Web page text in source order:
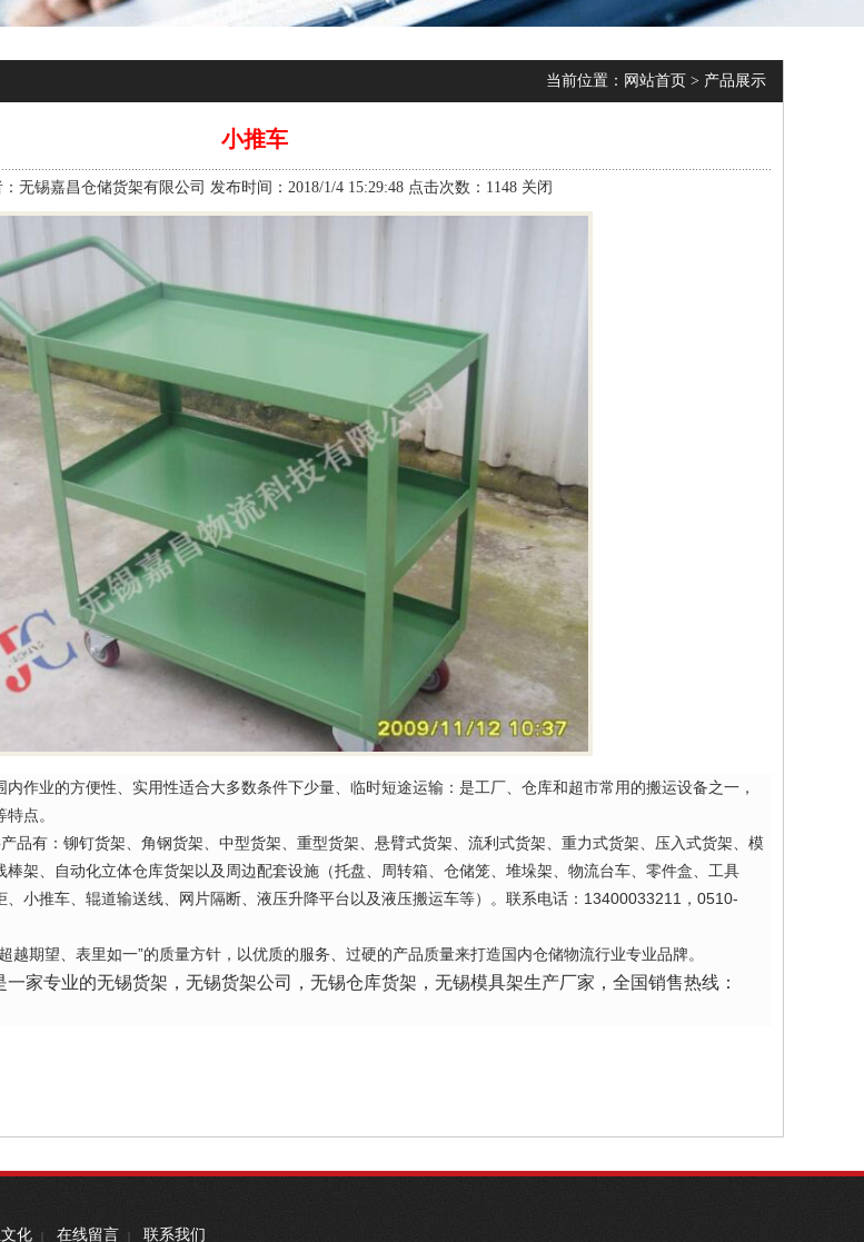
当前位置： 网站首页 > 产品展示
小推车
无锡嘉昌仓储货架有限公司 发布时间：2018/1/4 15:29:48 点击次数：1148 关闭
作业的方便性、实用性适合大多数条件下少量、临时短途运输：是工厂、仓库和超市常用的搬运设备之一，
点。
品有：铆钉货架、角钢货架、中型货架、重型货架、悬臂式货架、流利式货架、重力式货架、压入式货架、模
架、自动化立体仓库货架以及周边配套设施（托盘、周转箱、仓储笼、堆垛架、物流台车、零件盒、工具
小推车、辊道输送线、网片隔断、液压升降平台以及液压搬运车等）。 联系电话：13400033211， 0510-
期望、表里如一”的质量方针，以优质的服务、过硬的产品质量来打造国内仓储物流行业专业品牌。
一家专业的无锡货架 ， 无锡货架公司 ， 无锡仓库货架 ， 无锡模具架生产厂家，全国销售热线：
化 | 在线留言 | 联系我们